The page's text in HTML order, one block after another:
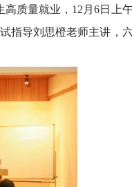
质量就业，12月6日上
指导刘思橙老师主讲，